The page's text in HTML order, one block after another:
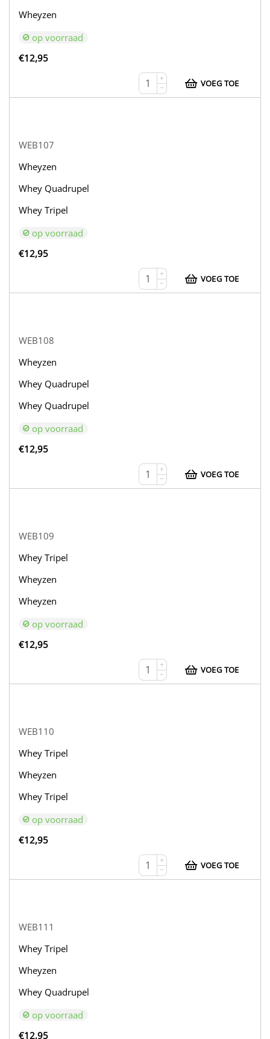
Wheyzen
op voorraad
€12,95
+
−
VOEG TOE
WEB107
Wheyzen
Whey Quadrupel
Whey Tripel
op voorraad
€12,95
+
−
VOEG TOE
WEB108
Wheyzen
Whey Quadrupel
Whey Quadrupel
op voorraad
€12,95
+
−
VOEG TOE
WEB109
Whey Tripel
Wheyzen
Wheyzen
op voorraad
€12,95
+
−
VOEG TOE
WEB110
Whey Tripel
Wheyzen
Whey Tripel
op voorraad
€12,95
+
−
VOEG TOE
WEB111
Whey Tripel
Wheyzen
Whey Quadrupel
op voorraad
€12,95